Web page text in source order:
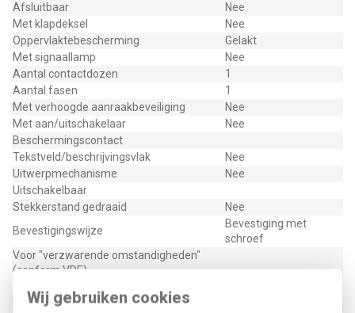
Wij gebruiken cookies
Afsluitbaar
Nee
Met klapdeksel
Nee
Oppervlaktebescherming
Gelakt
Met signaallamp
Nee
Aantal contactdozen
1
Aantal fasen
1
Met verhoogde aanraakbeveiliging
Nee
Met aan/uitschakelaar
Nee
Beschermingscontact
Tekstveld/beschrijvingsvlak
Nee
Uitwerpmechanisme
Nee
Uitschakelbaar
Stekkerstand gedraaid
Nee
Bevestigingswijze
Bevestiging met
schroef
Voor "verzwarende omstandigheden"
(conform VDE)
RAL-nummer (vergelijkbaar)